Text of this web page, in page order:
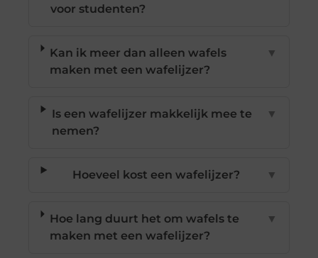
voor studenten?
Kan ik meer dan alleen wafels
maken met een wafelijzer?
▼
Is een wafelijzer makkelijk mee te
nemen?
▼
Hoeveel kost een wafelijzer? ▼
Hoe lang duurt het om wafels te
maken met een wafelijzer?
▼